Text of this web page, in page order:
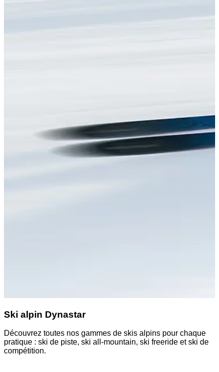
Ski alpin Dynastar
Découvrez toutes nos gammes de skis alpins pour chaque
pratique : ski de piste, ski all-mountain, ski freeride et ski de
compétition.